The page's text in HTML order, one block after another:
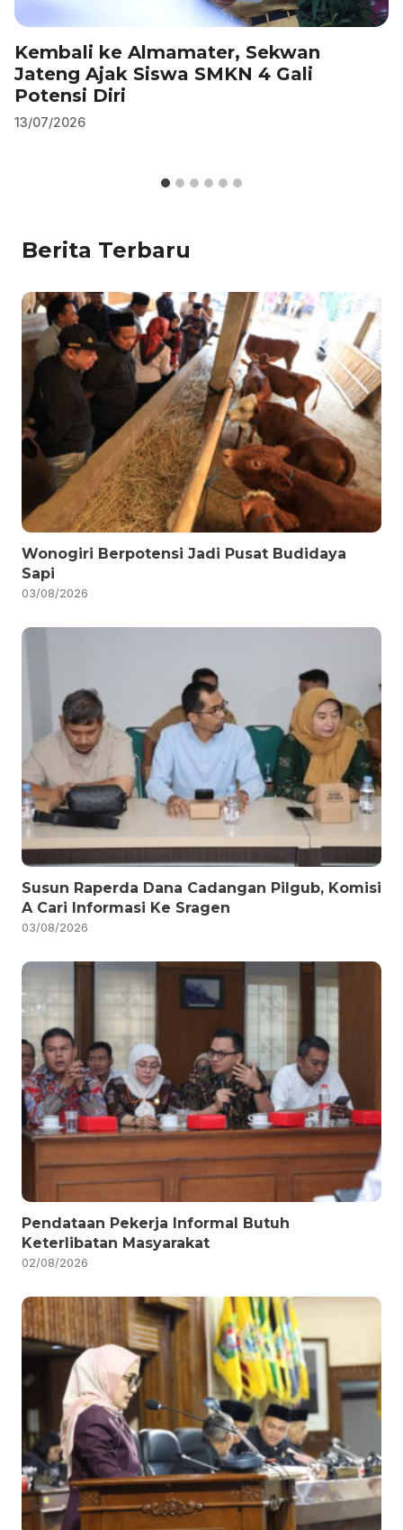
Kembali ke Almamater, Sekwan
Jateng Ajak Siswa SMKN 4 Gali
Potensi Diri
13/07/2026
Berita Terbaru
Wonogiri Berpotensi Jadi Pusat Budidaya
Sapi
03/08/2026
Susun Raperda Dana Cadangan Pilgub, Komisi
A Cari Informasi Ke Sragen
03/08/2026
Pendataan Pekerja Informal Butuh
Keterlibatan Masyarakat
02/08/2026